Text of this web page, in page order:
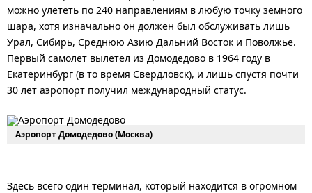
можно улететь по 240 направлениям в любую точку земного
шара, хотя изначально он должен был обслуживать лишь
Урал, Сибирь, Среднюю Азию Дальний Восток и Поволжье.
Первый самолет вылетел из Домодедово в 1964 году в
Екатеринбург (в то время Свердловск), и лишь спустя почти
30 лет аэропорт получил международный статус.
Аэропорт Домодедово (Москва)
Здесь всего один терминал, который находится в огромном